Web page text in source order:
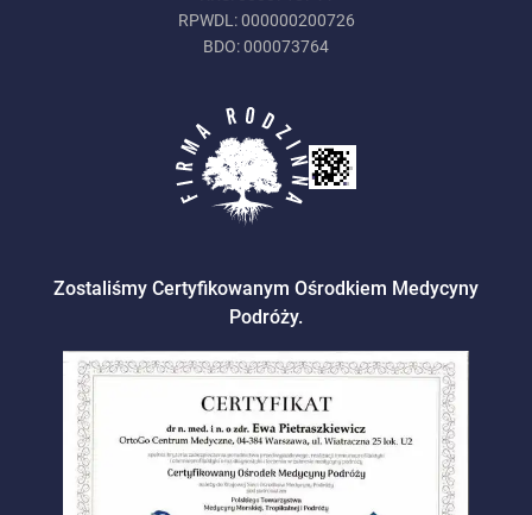
RPWDL: 000000200726
BDO: 000073764
Zostaliśmy Certyfikowanym Ośrodkiem Medycyny
Podróży.